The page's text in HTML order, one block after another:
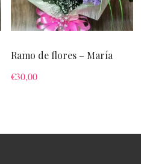
Ramo de flores – María
€30,00